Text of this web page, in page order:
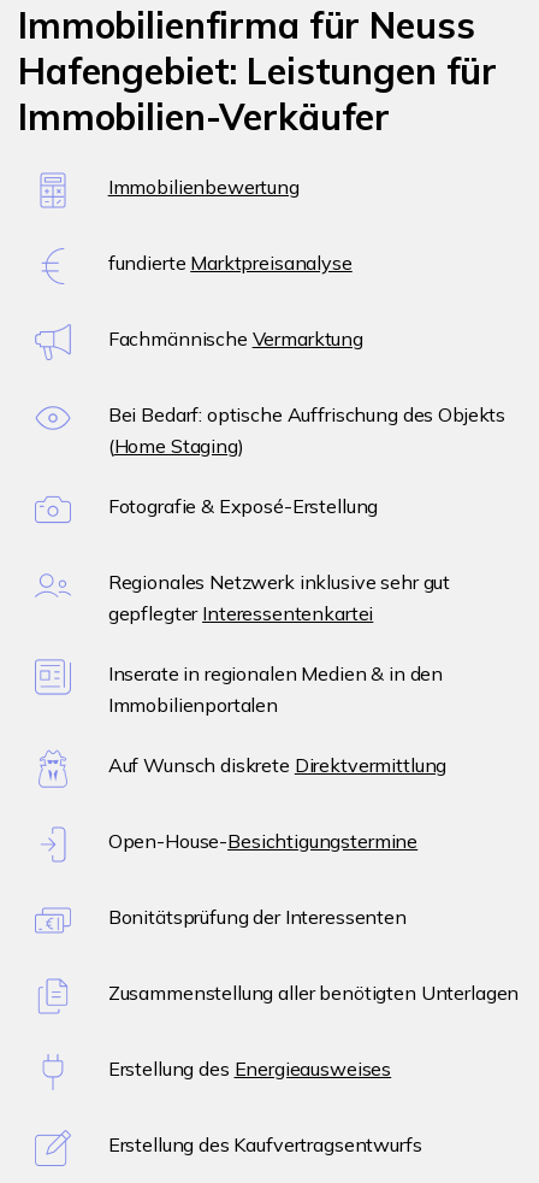
Immobilienfirma für Neuss
Hafengebiet: Leistungen für
Immobilien-Verkäufer
Immobilienbewertung
fundierte Marktpreisanalyse
Fachmännische Vermarktung
Bei Bedarf: optische Auffrischung des Objekts
(Home Staging)
Fotografie & Exposé-Erstellung
Regionales Netzwerk inklusive sehr gut
gepflegter Interessentenkartei
Inserate in regionalen Medien & in den
Immobilienportalen
Auf Wunsch diskrete Direktvermittlung
Open-House-Besichtigungstermine
Bonitätsprüfung der Interessenten
Zusammenstellung aller benötigten Unterlagen
Erstellung des Energieausweises
Erstellung des Kaufvertragsentwurfs